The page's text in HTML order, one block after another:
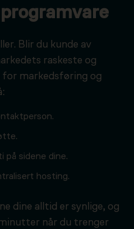
Blir du kunde av
raskeste og
markedsføring og
på sidene dine.
hosting.
dine alltid er synlige, og
når du trenger